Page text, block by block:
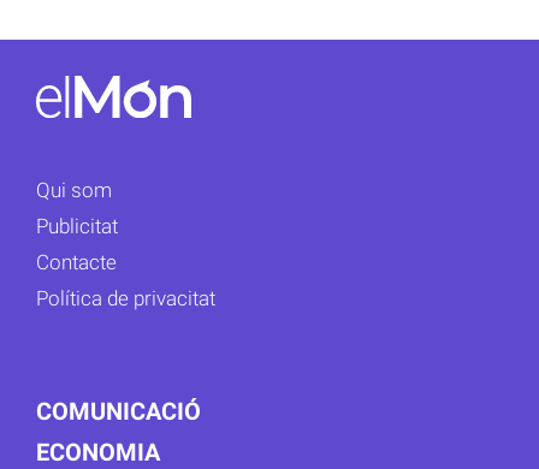
Qui som
Publicitat
Contacte
Política de privacitat
COMUNICACIÓ
ECONOMIA